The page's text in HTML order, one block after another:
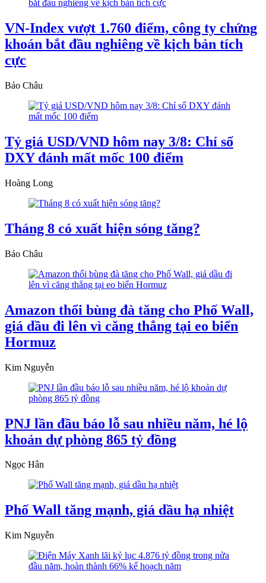
VN-Index vượt 1.760 điểm, công ty chứng
khoán bắt đầu nghiêng về kịch bản tích
cực
Bảo Châu
Tỷ giá USD/VND hôm nay 3/8: Chỉ số
DXY đánh mất mốc 100 điểm
Hoàng Long
Tháng 8 có xuất hiện sóng tăng?
Bảo Châu
Amazon thổi bùng đà tăng cho Phố Wall,
giá dầu đi lên vì căng thẳng tại eo biển
Hormuz
Kim Nguyễn
PNJ lần đầu báo lỗ sau nhiều năm, hé lộ
khoản dự phòng 865 tỷ đồng
Ngọc Hân
Phố Wall tăng mạnh, giá dầu hạ nhiệt
Kim Nguyễn